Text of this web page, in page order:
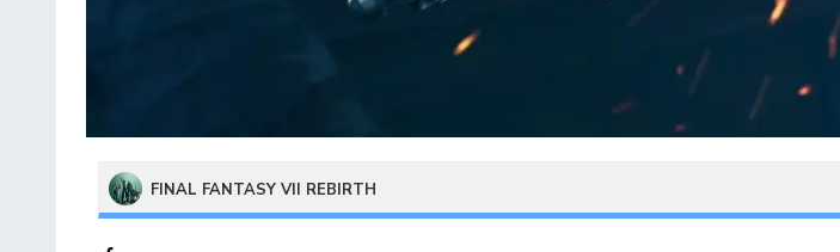
FINAL FANTASY VII REBIRTH